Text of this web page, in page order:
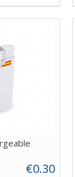
€0.30